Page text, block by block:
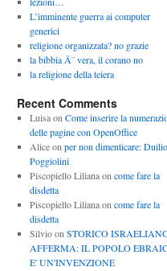
L’imminente guerra ai computer
generici
religione organizzata? no grazie
la bibbia Ã¨ vera, il corano no
la religione della teiera
Recent Comments
Luisaon Come inserire la
delle pagine con OpenOffice
Aliceon per non dimenticare: Duilio
Poggiolini
Piscopiello Lilianaon come fare la
disdetta
Piscopiello Lilianaon come fare la
disdetta
Silvioon STORICO
AFFERMA: IL POPOLO
E' UN'INVENZIONE